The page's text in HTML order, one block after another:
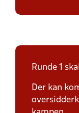
Runde 1
Der kan